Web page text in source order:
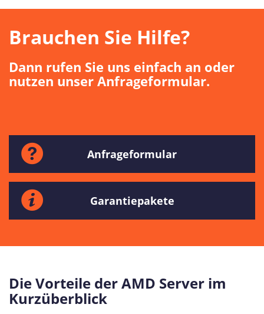
Brauchen Sie Hilfe?
Dann rufen Sie uns einfach an oder
nutzen unser Anfrageformular.
Anfrageformular
Garantiepakete
Die Vorteile der AMD Server im
Kurzüberblick